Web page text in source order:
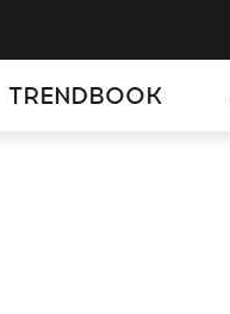
TRENDBOOK